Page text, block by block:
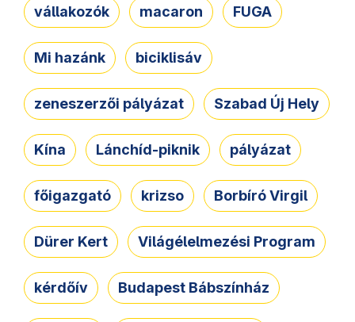
vállakozók macaron FUGA
Mi hazánk biciklisáv
zeneszerzői pályázat Szabad Új Hely
Kína Lánchíd-piknik pályázat
főigazgató krizso Borbíró Virgil
Dürer Kert Világélelmezési Program
kérdőív Budapest Bábszínház